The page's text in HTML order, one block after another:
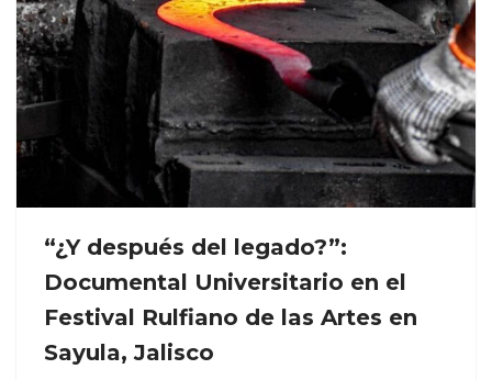
“¿Y después del legado?”:
Documental Universitario en el
Festival Rulfiano de las Artes en
Sayula, Jalisco